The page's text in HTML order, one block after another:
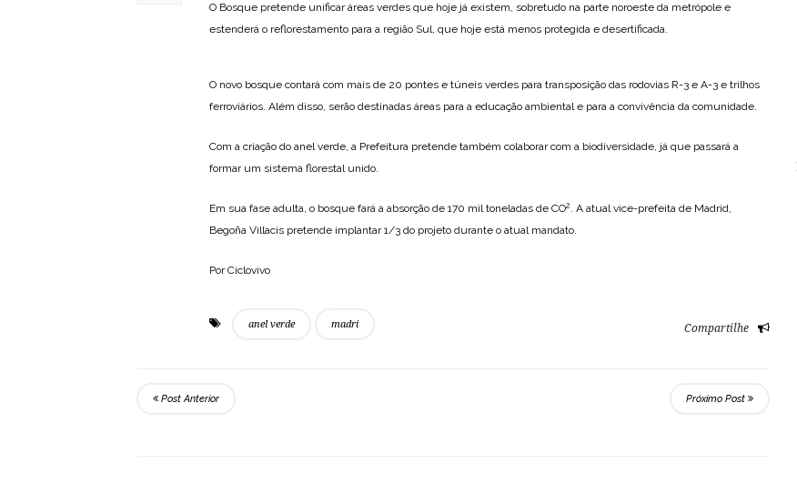
O Bosque pretende unificar áreas verdes que hoje já existem, sobretudo na parte noroeste da metrópole e
estenderá o reflorestamento para a região Sul, que hoje está menos protegida e desertificada.
O novo bosque contará com mais de 20 pontes e túneis verdes para transposição das rodovias R-3 e A-3 e trilhos
ferroviários. Além disso, serão destinadas áreas para a educação ambiental e para a convivência da comunidade.
Com a criação do anel verde, a Prefeitura pretende também colaborar com a biodiversidade, já que passará a
formar um sistema florestal unido.
Em sua fase adulta, o bosque fará a absorção de 170 mil toneladas de CO2 . A atual vice-prefeita de Madrid,
Begoña Villacis pretende implantar 1/3 do projeto durante o atual mandato.
Por Ciclovivo
anel verde madri Compartilhe
Post Anterior Próximo Post